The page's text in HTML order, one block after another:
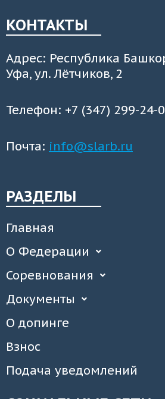
КОНТАКТЫ
Адрес: Республика
Уфа, ул. Лётчиков, 2
Телефон: +7 (347) 299-24-
Почта: info@slarb.ru
РАЗДЕЛЫ
Главная
О Федерации
Соревнования
Документы
О допинге
Взнос
Подача уведомлений